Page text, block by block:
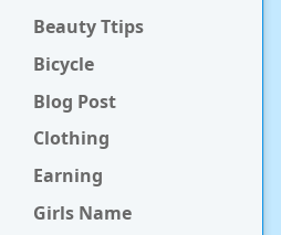
Beauty Ttips
Bicycle
Blog Post
Clothing
Earning
Girls Name